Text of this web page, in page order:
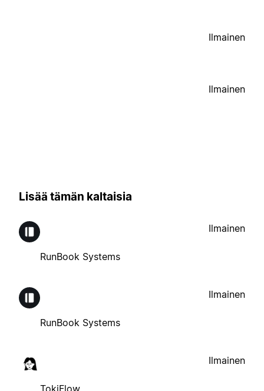
Ilmainen
Ilmainen
Lisää tämän kaltaisia
RunBook Systems
Ilmainen
RunBook Systems
Ilmainen
TokiFlow
Ilmainen